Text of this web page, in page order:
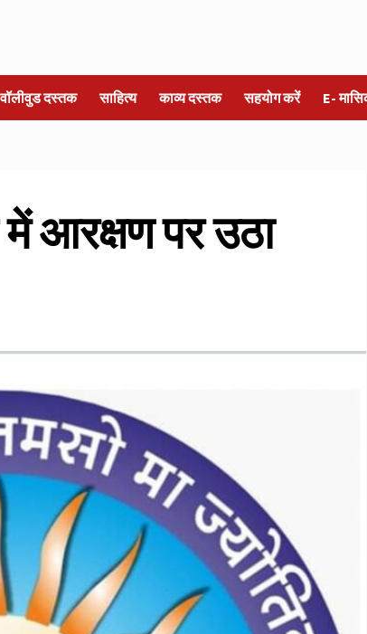
वॉलीवुड दस्तक साहित्य काव्य दस्तक सहयोग करें E-
आरक्षण पर उठा